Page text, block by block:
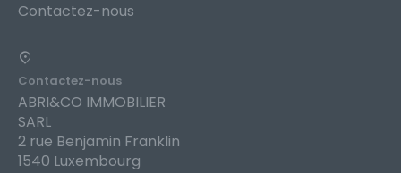
Contactez-nous
Contactez-nous
ABRI&CO IMMOBILIER
SARL
2 rue Benjamin Franklin
1540 Luxembourg